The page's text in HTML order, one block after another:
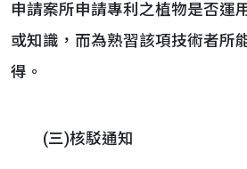
申請案所申請專利之植物是否運
或知識，而為熟習該項技術者所
得。
(三)核駁通知